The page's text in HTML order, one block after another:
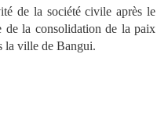
de la société civile après le
de la consolidation de la paix
la ville de Bangui.